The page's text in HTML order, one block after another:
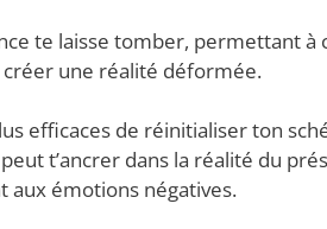
te laisse tomber, permettant
une réalité déformée.
efficaces de réinitialiser ton
peut t’ancrer dans la réalité du
émotions négatives.